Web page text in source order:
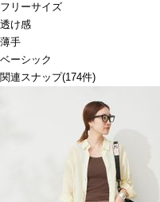
フリーサイズ
透け感
薄手
ベーシック
関連スナップ(174件)